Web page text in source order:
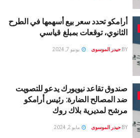
أرامكو تحدد سعر بيع أسهمها في الطرح
الثانوي، توقعات بمبلغ قياسي
BY حيدر الموسوى يونيو 7, 2024
صندوق تقاعد نيويورك يدعو للتصويت
ضد المصالح الضارة: رئيس أرامكو
مرشح لمديرية بلاك روك
BY حيدر الموسوى مايو 2, 2024